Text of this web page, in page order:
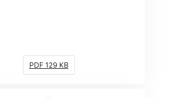
PDF 129 KB